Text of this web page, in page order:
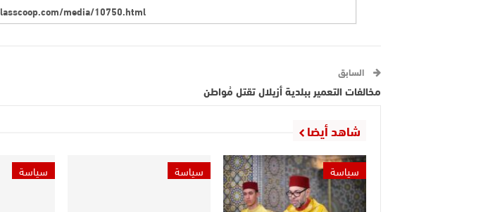
السابق
مخالفات التعمير ببلدية أزيلال تقتل مُواطن
شاهد أيضا
سياسة سياسة سياسة